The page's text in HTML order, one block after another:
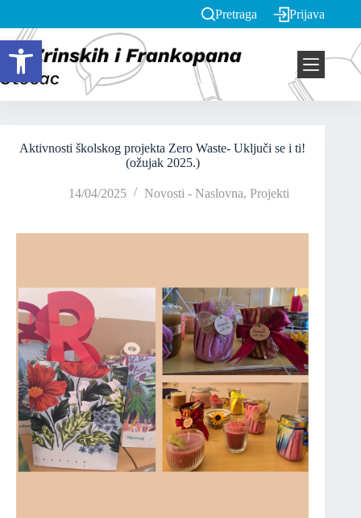
Open toolbar
Pretraga Prijava
Aktivnosti školskog projekta Zero Waste- Uključi se i ti!
(ožujak 2025.)
14/04/2025 Novosti - Naslovna, Projekti